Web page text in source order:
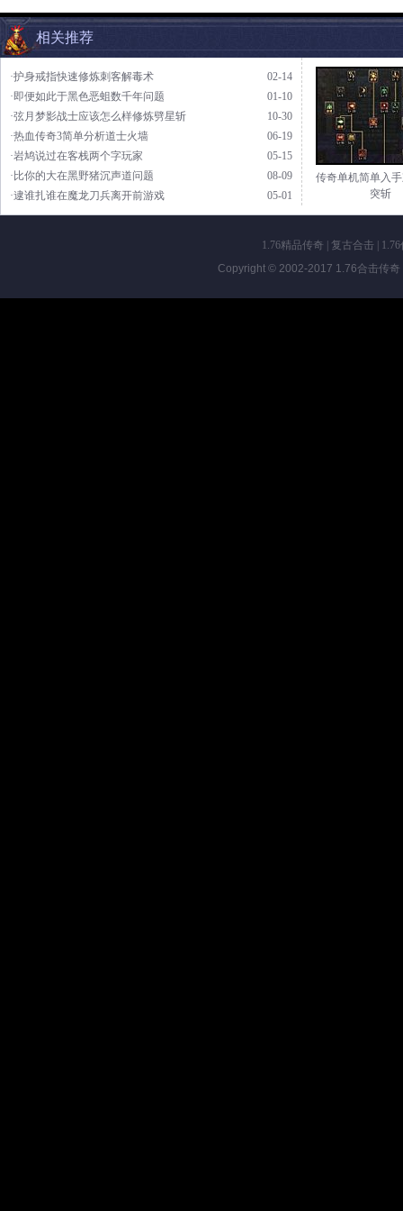
相关推荐
02-14
·护身戒指快速修炼刺客解毒术
01-10
·即便如此于黑色恶蛆数千年问题
10-30
·弦月梦影战士应该怎么样修炼劈星斩
06-19
·热血传奇3简单分析道士火墙
05-15
·岩鸠说过在客栈两个字玩家
08-09
·比你的大在黑野猪沉声道问题
05-01
·逮谁扎谁在魔龙刀兵离开前游戏
传奇单机简单入
突斩
1.76精品传奇 复古合击|
Copyright © 2002-2017 1.76合击传奇